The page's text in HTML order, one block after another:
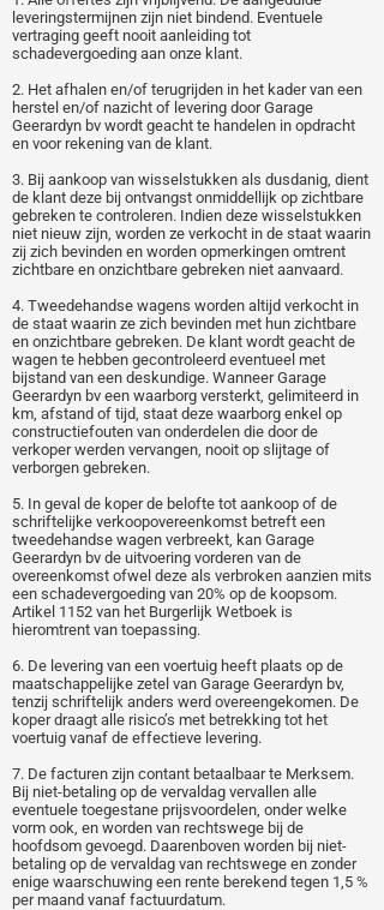
leveringstermijnen zijn niet bindend. Eventuele
vertraging geeft nooit aanleiding tot
schadevergoeding aan onze klant.
2. Het afhalen en/of terugrijden in het kader van een
herstel en/of nazicht of levering door Garage
Geerardyn bv wordt geacht te handelen in opdracht
en voor rekening van de klant.
3. Bij aankoop van wisselstukken als dusdanig, dient
de klant deze bij ontvangst onmiddellijk op zichtbare
gebreken te controleren. Indien deze wisselstukken
niet nieuw zijn, worden ze verkocht in de staat waarin
zij zich bevinden en worden opmerkingen omtrent
zichtbare en onzichtbare gebreken niet aanvaard.
4. Tweedehandse wagens worden altijd verkocht in
de staat waarin ze zich bevinden met hun zichtbare
en onzichtbare gebreken. De klant wordt geacht de
wagen te hebben gecontroleerd eventueel met
bijstand van een deskundige. Wanneer Garage
Geerardyn bv een waarborg versterkt, gelimiteerd in
km, afstand of tijd, staat deze waarborg enkel op
constructiefouten van onderdelen die door de
verkoper werden vervangen, nooit op slijtage of
verborgen gebreken.
5. In geval de koper de belofte tot aankoop of de
schriftelijke verkoopovereenkomst betreft een
tweedehandse wagen verbreekt, kan Garage
Geerardyn bv de uitvoering vorderen van de
overeenkomst ofwel deze als verbroken aanzien mits
een schadevergoeding van 20% op de koopsom.
Artikel 1152 van het Burgerlijk Wetboek is
hieromtrent van toepassing.
6. De levering van een voertuig heeft plaats op de
maatschappelijke zetel van Garage Geerardyn bv,
tenzij schriftelijk anders werd overeengekomen. De
koper draagt alle risico’s met betrekking tot het
voertuig vanaf de effectieve levering.
7. De facturen zijn contant betaalbaar te Merksem.
Bij niet-betaling op de vervaldag vervallen alle
eventuele toegestane prijsvoordelen, onder welke
vorm ook, en worden van rechtswege bij de
hoofdsom gevoegd. Daarenboven worden bij niet-
betaling op de vervaldag van rechtswege en zonder
enige waarschuwing een rente berekend tegen 1,5 %
per maand vanaf factuurdatum.